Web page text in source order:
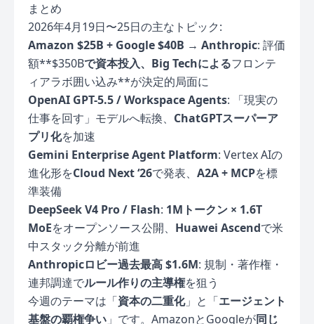
まとめ
2026年4月19日〜25日の主なトピック:
Amazon $25B + Google $40B → Anthropic: 評価
額**$350Bで資本投入、Big Techによるフロンテ
ィアラボ囲い込み**が決定的局面に
OpenAI GPT-5.5 / Workspace Agents: 「現実の
仕事を回す」モデルへ転換、 ChatGPTスーパーア
プリ化を加速
Gemini Enterprise Agent Platform: Vertex AIの
進化形をCloud Next ‘26で発表、 A2A + MCPを標
準装備
DeepSeek V4 Pro / Flash: 1Mトークン × 1.6T
MoEをオープンソース公開、 Huawei Ascendで米
中スタック分離が前進
Anthropicロビー過去最高 $1.6M: 規制・著作権・
連邦調達でルール作りの主導権を狙う
今週のテーマは「資本の二重化」と「エージェント
基盤の覇権争い 」です。AmazonとGoogleが同じ